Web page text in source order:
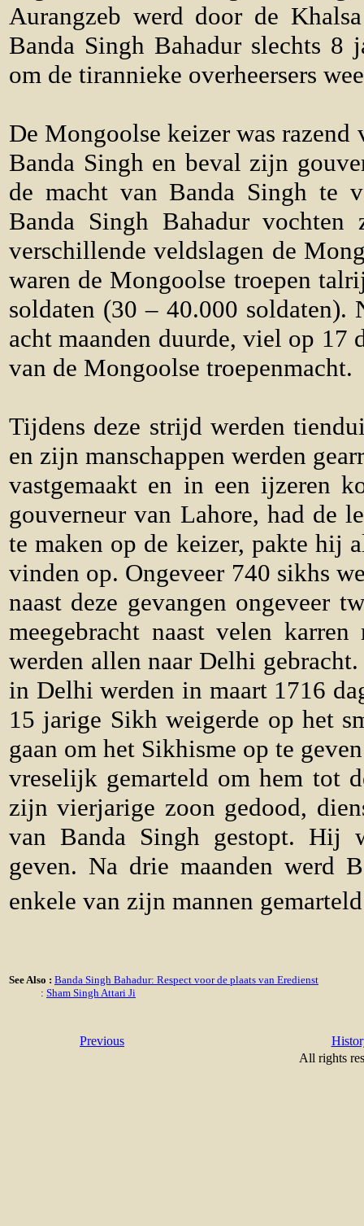
Aurangzeb werd door de
Banda Singh Bahadur slechts 8
om de tirannieke overheersers
De Mongoolse keizer was razend
Banda Singh en beval zijn
de macht van Banda Singh te
Banda Singh Bahadur
verschillende veldslagen de
waren de Mongoolse troepen
soldaten (30 – 40.000 soldaten).
acht maanden duurde, viel op 17
van de Mongoolse troepenmacht.
Tijdens deze strijd werden
en zijn manschappen werden
vastgemaakt en in een ijzeren
gouverneur van Lahore, had de
te maken op de keizer, pakte hij
vinden op. Ongeveer 740 sikhs
naast deze gevangen ongeveer
meegebracht naast velen
werden allen naar Delhi
in Delhi werden in maart 1716
15 jarige Sikh weigerde op het
gaan om het Sikhisme op te
vreselijk gemarteld om hem tot
zijn vierjarige zoon gedood,
van Banda Singh gestopt. Hij
geven. Na drie maanden werd
enkele van zijn mannen
See Also : Banda Singh Bahadur: Respect voor de plaats van Eredienst
: Sham Singh Attari Ji
Previous
All rights